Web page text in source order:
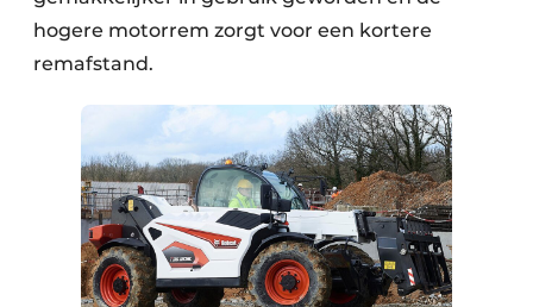
hogere motorrem zorgt voor een kortere
remafstand.